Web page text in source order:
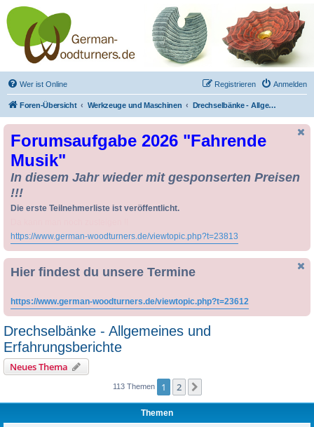
Drechseln und
Kunsthandwerk -
German-Woodturners
*Forum Sauerland*
Der Treffpunkt für Drechsler und Freunde des Kunsthandwerks
Wer ist Online Anmelden
Registrieren
Foren-Übersicht Werkzeuge und Maschinen Drechselbänke - Allgemeines und Erfahrungsberichte
Forumsaufgabe 2026 "Fahrende
Musik"
In diesem Jahr wieder mit gesponserten Preisen
!!!
Die erste Teilnehmerliste ist veröffentlicht.
https://www.german-woodturners.de/viewtopic.php?t=23813
Hier findest du unsere Termine
https://www.german-woodturners.de/viewtopic.php?t=23612
Drechselbänke - Allgemeines und
Erfahrungsberichte
Neues Thema
113 Themen 1 2
Themen